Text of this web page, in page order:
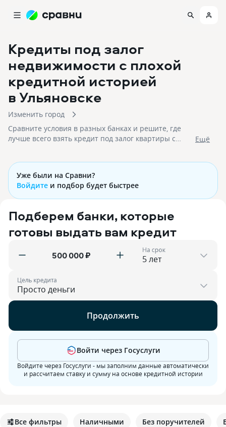
Кредиты под залог
недвижимости с плохой
кредитной историей
в Ульяновске
Изменить город
Сравните условия в разных банках и решите, где
лучше всего взять кредит под залог квартиры с
Eщё
Уже были на Сравни?
Войдите и подбор будет быстрее
Подберем банки, которые
готовы выдать вам кредит
₽ На срок
Цель кредита
Продолжить
Войдите через Госуслуги - мы заполним данные автоматически
и рассчитаем ставку и сумму на основе кредитной истории
Войти через Госуслуги
Все фильтры Наличными Без поручителей